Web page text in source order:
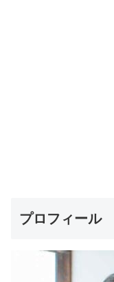
プロフィール